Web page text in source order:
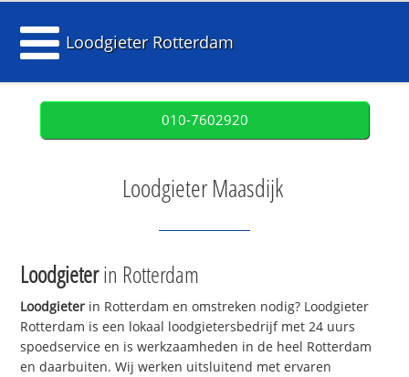
Loodgieter Rotterdam
010-7602920
Loodgieter Maasdijk
Loodgieterin Rotterdam
Loodgieter in Rotterdam en omstreken nodig? Loodgieter
Rotterdam is een lokaal loodgietersbedrijf met 24 uurs
spoedservice en is werkzaamheden in de heel Rotterdam
en daarbuiten. Wij werken uitsluitend met ervaren